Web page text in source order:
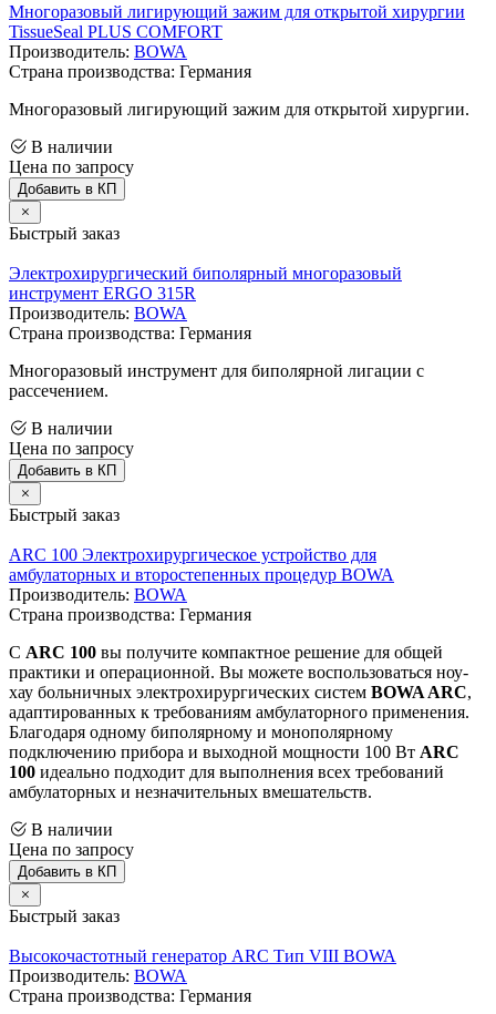
Многоразовый лигирующий зажим для открытой хирургии
TissueSeal PLUS COMFORT
Производитель: BOWA
Страна производства: Германия
Многоразовый лигирующий зажим для открытой хирургии.
В наличии
Цена по запросу
Добавить в КП
Быстрый заказ
Электрохирургический биполярный многоразовый
инструмент ERGO 315R
Производитель: BOWA
Страна производства: Германия
Многоразовый инструмент для биполярной лигации с
рассечением.
В наличии
Цена по запросу
Добавить в КП
Быстрый заказ
ARC 100 Электрохирургическое устройство для
амбулаторных и второстепенных процедур BOWA
Производитель: BOWA
Страна производства: Германия
С ARC 100 вы получите компактное решение для общей
практики и операционной. Вы можете воспользоваться ноу-
хау больничных электрохирургических систем BOWA ARC,
адаптированных к требованиям амбулаторного применения.
Благодаря одному биполярному и монополярному
подключению прибора и выходной мощности 100 Вт ARC
100 идеально подходит для выполнения всех требований
амбулаторных и незначительных вмешательств.
В наличии
Цена по запросу
Добавить в КП
Быстрый заказ
Высокочастотный генератор ARC Тип VIII BOWA
Производитель: BOWA
Страна производства: Германия